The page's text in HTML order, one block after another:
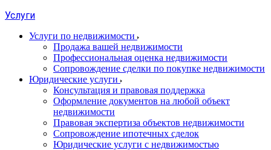
Услуги
Услуги по недвижимости
Продажа вашей недвижимости
Профессиональная оценка недвижимости
Сопровождение сделки по покупке недвижимости
Юридические услуги
Консультация и правовая поддержка
Оформление документов на любой объект
недвижимости
Правовая экспертиза объектов недвижимости
Сопровождение ипотечных сделок
Юридические услуги с недвижимостью